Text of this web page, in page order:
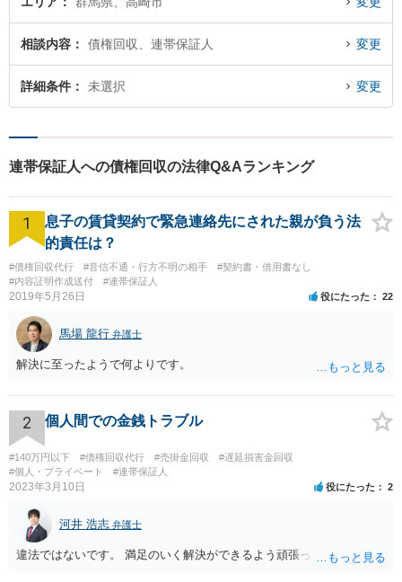
相談内容 債権回収、連帯保証人 変更
詳細条件 未選択 変更
連帯保証人への債権回収の法律Q&Aランキング
1
息子の賃貸契約で緊急連絡先にされた親が負う法
的責任は？
#債権回収代行 #音信不通・行方不明の相手
#契約書・借用書なし
#内容証明作成送付
#連帯保証人
2019年5月26日 役にたった 22
馬場 龍行 弁護士
解決に至ったようで何よりです。
2 個人間での金銭トラブル
#140万円以下 #債権回収代行 #売掛金回収
#遅延損害金回収
#個人・プライベート
#連帯保証人
2023年3月10日 役にたった 2
河井 浩志 弁護士
違法ではないです。 満足のいく解決ができるよう頑張ってください。